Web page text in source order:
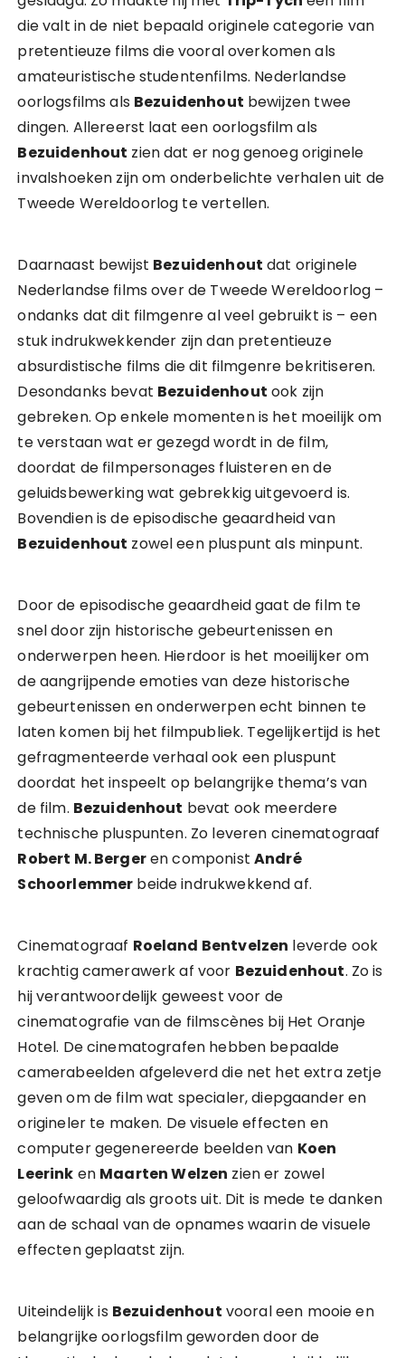
die valt in de niet bepaald originele categorie van
pretentieuze films die vooral overkomen als
amateuristische studentenfilms. Nederlandse
oorlogsfilms als Bezuidenhout bewijzen twee
dingen. Allereerst laat een oorlogsfilm als
Bezuidenhout zien dat er nog genoeg originele
invalshoeken zijn om onderbelichte verhalen uit de
Tweede Wereldoorlog te vertellen.
Daarnaast bewijst Bezuidenhout dat originele
Nederlandse films over de Tweede Wereldoorlog –
ondanks dat dit filmgenre al veel gebruikt is – een
stuk indrukwekkender zijn dan pretentieuze
absurdistische films die dit filmgenre bekritiseren.
Desondanks bevat Bezuidenhout ook zijn
gebreken. Op enkele momenten is het moeilijk om
te verstaan wat er gezegd wordt in de film,
doordat de filmpersonages fluisteren en de
geluidsbewerking wat gebrekkig uitgevoerd is.
Bovendien is de episodische geaardheid van
Bezuidenhout zowel een pluspunt als minpunt.
Door de episodische geaardheid gaat de film te
snel door zijn historische gebeurtenissen en
onderwerpen heen. Hierdoor is het moeilijker om
de aangrijpende emoties van deze historische
gebeurtenissen en onderwerpen echt binnen te
laten komen bij het filmpubliek. Tegelijkertijd is het
gefragmenteerde verhaal ook een pluspunt
doordat het inspeelt op belangrijke thema’s van
de film. Bezuidenhout bevat ook meerdere
technische pluspunten. Zo leveren cinematograaf
Robert M. Bergeren componist André
Schoorlemmer beide indrukwekkend af.
Cinematograaf Roeland Bentvelzen leverde ook
krachtig camerawerk af voor Bezuidenhout. Zo is
hij verantwoordelijk geweest voor de
cinematografie van de filmscènes bij Het Oranje
Hotel. De cinematografen hebben bepaalde
camerabeelden afgeleverd die net het extra zetje
geven om de film wat specialer, diepgaander en
origineler te maken. De visuele effecten en
computer gegenereerde beelden van Koen
Leerink en Maarten Welzen zien er zowel
geloofwaardig als groots uit. Dit is mede te danken
aan de schaal van de opnames waarin de visuele
effecten geplaatst zijn.
Uiteindelijk is Bezuidenhout vooral een mooie en
belangrijke oorlogsfilm geworden door de